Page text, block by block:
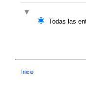
Todas las
Inicio